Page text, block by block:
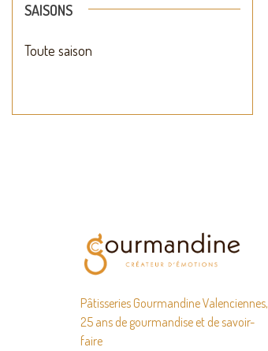
SAISONS
Toute saison
Pâtisseries Gourmandine Valenciennes,
25 ans de gourmandise et de savoir-
faire